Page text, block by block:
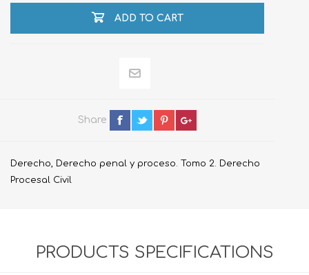
ADD TO CART
Share
Derecho, Derecho penal y proceso. Tomo 2. Derecho
Procesal Civil
PRODUCTS SPECIFICATIONS